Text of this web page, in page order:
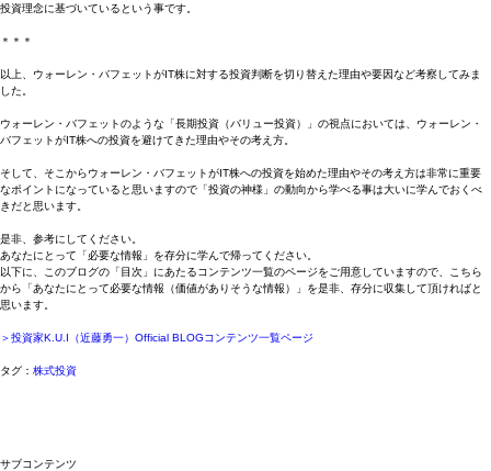
投資理念に基づいているという事です。
＊＊＊
以上、ウォーレン・バフェットがIT株に対する投資判断を切り替えた理由や要因など考察してみま
した。
ウォーレン・バフェットのような「長期投資（バリュー投資）」の視点においては、ウォーレン・
バフェットがIT株への投資を避けてきた理由やその考え方。
そして、そこからウォーレン・バフェットがIT株への投資を始めた理由やその考え方は非常に重要
なポイントになっていると思いますので「投資の神様」の動向から学べる事は大いに学んでおくべ
きだと思います。
是非、参考にしてください。
あなたにとって「必要な情報」を存分に学んで帰ってください。
以下に、このブログの「目次」にあたるコンテンツ一覧のページをご用意していますので、こちら
から「あなたにとって必要な情報（価値がありそうな情報）」を是非、存分に収集して頂ければと
思います。
＞投資家K.U.I（近藤勇一）Official BLOGコンテンツ一覧ページ
タグ： 株式投資
サブコンテンツ